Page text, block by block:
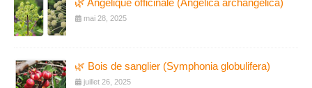
mai 28, 2025
🌿 Bois de sanglier (Symphonia globulifera)
juillet 26, 2025